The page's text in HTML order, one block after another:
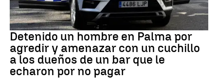
Detención
Detenido un hombre en Palma por
agredir y amenazar con un cuchillo
a los dueños de un bar que le
echaron por no pagar